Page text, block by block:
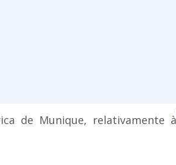
de Munique, relativamente à